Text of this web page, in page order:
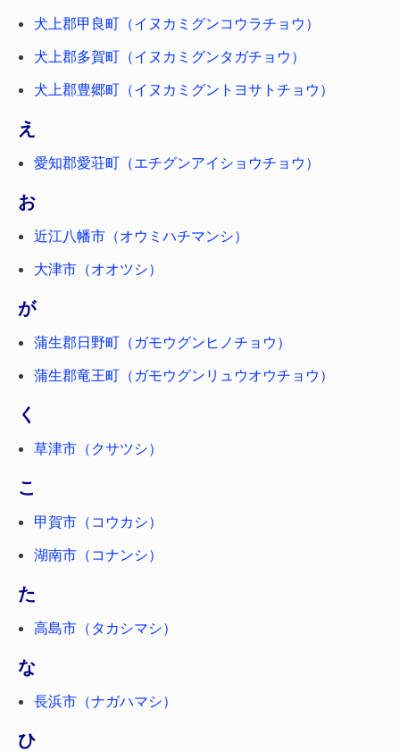
犬上郡甲良町（イヌカミグンコウラチョウ）
犬上郡多賀町（イヌカミグンタガチョウ）
犬上郡豊郷町（イヌカミグントヨサトチョウ）
え
愛知郡愛荘町（エチグンアイショウチョウ）
お
近江八幡市（オウミハチマンシ）
大津市（オオツシ）
が
蒲生郡日野町（ガモウグンヒノチョウ）
蒲生郡竜王町（ガモウグンリュウオウチョウ）
く
草津市（クサツシ）
こ
甲賀市（コウカシ）
湖南市（コナンシ）
た
高島市（タカシマシ）
な
長浜市（ナガハマシ）
ひ